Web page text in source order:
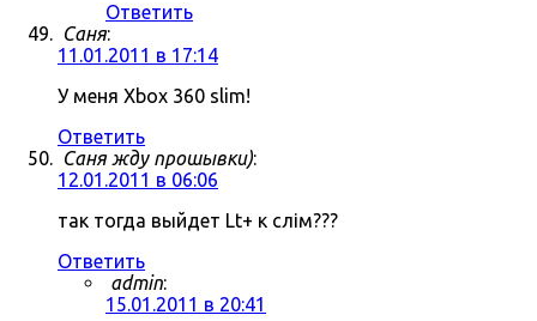
Ответить
Саня:
11.01.2011 в 17:14
У меня Xbox 360 slim!
Ответить
Саня жду прошывки):
12.01.2011 в 06:06
так тогда выйдет Lt+ к слім???
Ответить
admin:
15.01.2011 в 20:41